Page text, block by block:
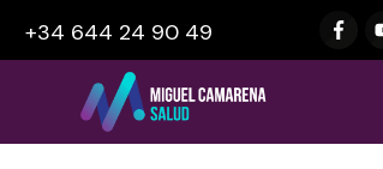
+34 644 24 90 49